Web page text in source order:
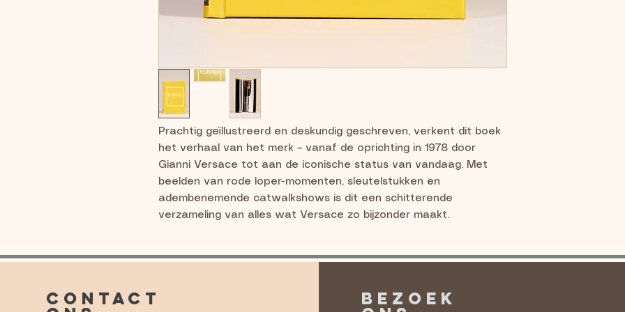
Prachtig geïllustreerd en deskundig geschreven, verkent dit boek
het verhaal van het merk – vanaf de oprichting in 1978 door
Gianni Versace tot aan de iconische status van vandaag. Met
beelden van rode loper-momenten, sleutelstukken en
adembenemende catwalkshows is dit een schitterende
verzameling van alles wat Versace zo bijzonder maakt.
CONTACT BEZOEK